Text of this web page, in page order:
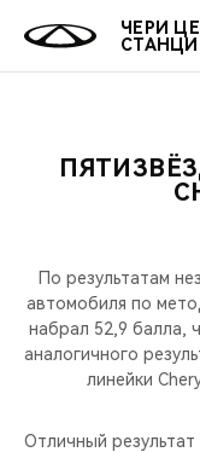
ЧЕРИ
КРОССОВЕРЫ
СЕДАНЫ
КРЕДИТ И
ЗАПЧАСТИ И
ПОДДЕРЖКА
О БРЕНДЕ
CHERY В СОЦСЕТЯХ
КРЕДИТ
МЫ В СОЦСЕТЯХ
По результатам
автомобиля по
набрал 52,9 балла,
аналогичного
линейки
Отличный